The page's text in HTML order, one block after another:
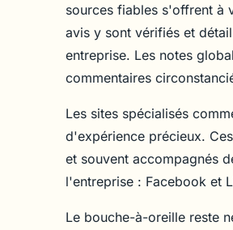
sources fiables s'offrent à
avis y sont vérifiés et
entreprise. Les notes
commentaires
Les sites spécialisés
d'expérience précieux.
et souvent accompagnés
l'entreprise : Facebook et
Le bouche-à-oreille reste